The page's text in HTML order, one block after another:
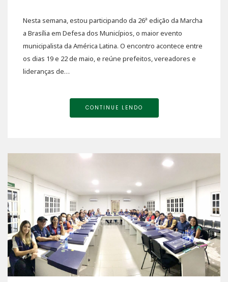
Nesta semana, estou participando da 26ª edição da Marcha
a Brasília em Defesa dos Municípios, o maior evento
municipalista da América Latina. O encontro acontece entre
os dias 19 e 22 de maio, e reúne prefeitos, vereadores e
lideranças de…
CONTINUE LENDO